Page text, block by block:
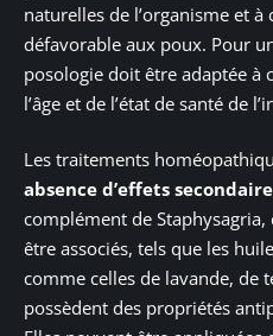
naturelles de l’organisme et
défavorable aux poux. Pour
posologie doit être adaptée à
l’âge et de l’état de santé de
Les traitements
absence d’effets
complément de Staphysagria,
être associés, tels que les
comme celles de lavande, de
possèdent des propriétés